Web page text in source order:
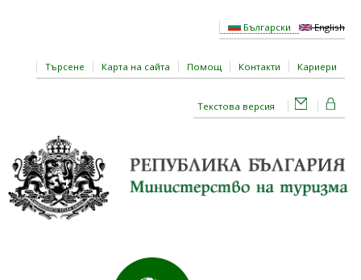
Български English
Търсене Карта на сайта Помощ Контакти Кариери
Текстова версия